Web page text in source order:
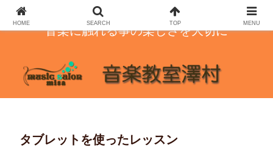
音楽に触れる事の楽しさを大切に
タブレットを使ったレッスン
HOME SEARCH TOP MENU